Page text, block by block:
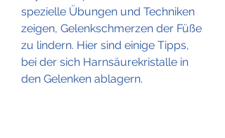
spezielle Übungen und Techniken
zeigen, Gelenkschmerzen der Füße
zu lindern. Hier sind einige Tipps,
bei der sich Harnsäurekristalle in
den Gelenken ablagern.